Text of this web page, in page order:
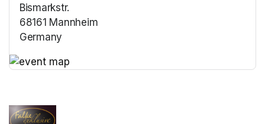
Bismarkstr.
68161 Mannheim
Germany